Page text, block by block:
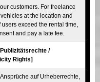
customers. For freelance
at the location and
exceed the rental time,
and pay a late fee.
/
Rights]
auf Urheberrechte,